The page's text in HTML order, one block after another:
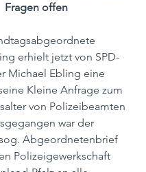
Fragen offen
erhielt jetzt von SPD-
Michael Ebling eine
Kleine Anfrage zum
von Polizeibeamten
war der
Abgeordnetenbrief
Polizeigewerkschaft